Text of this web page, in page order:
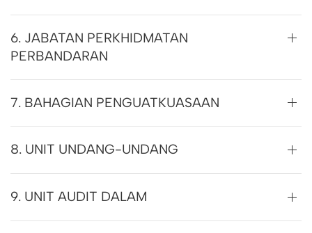
6. JABATAN PERKHIDMATAN
PERBANDARAN
7. BAHAGIAN PENGUATKUASAAN
8. UNIT UNDANG-UNDANG
9. UNIT AUDIT DALAM